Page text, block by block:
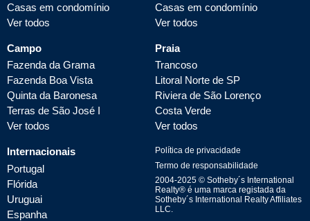
Casas em condomínio
Ver todos
Casas em condomínio
Ver todos
Campo
Fazenda da Grama
Fazenda Boa Vista
Quinta da Baronesa
Terras de São José I
Ver todos
Praia
Trancoso
Litoral Norte de SP
Riviera de São Lorenço
Costa Verde
Ver todos
Internacionais
Portugal
Flórida
Uruguai
Espanha
Política de privacidade
Termo de responsabilidade
2004-2025 © Sotheby´s International
Realty® é uma marca registada da
Sotheby´s International Realty Affiliates
LLC.